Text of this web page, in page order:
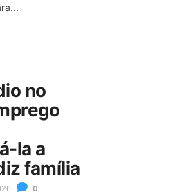
no
la a
família
0